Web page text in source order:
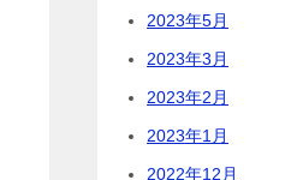
2023年5月
2023年3月
2023年2月
2023年1月
2022年12月